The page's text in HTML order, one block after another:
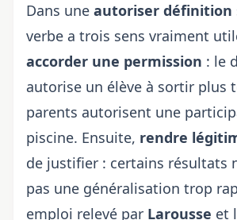
Dans une autoriser définition
verbe a trois sens vraiment
accorder une permission : le
autorise un élève à sortir plus
parents autorisent une
piscine. Ensuite, rendre
de justifier : certains résultats
pas une généralisation trop
emploi relevé par Larousse et